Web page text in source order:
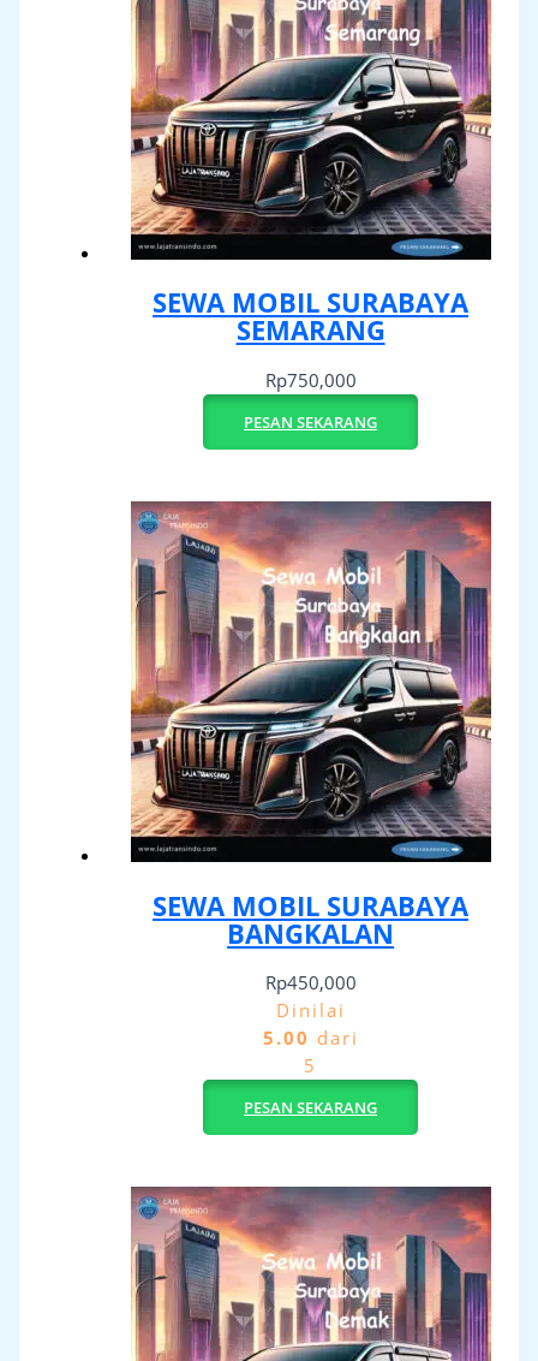
SEWA MOBIL SURABAYA
SEMARANG
Rp750,000
PESAN SEKARANG
SEWA MOBIL SURABAYA
BANGKALAN
Rp450,000
Dinilai
5.00 dari
5
PESAN SEKARANG